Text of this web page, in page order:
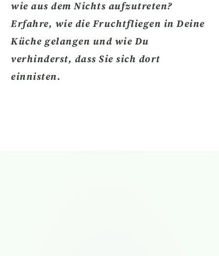
wie aus dem Nichts aufzutreten?
Erfahre, wie die Fruchtfliegen in Deine
Küche gelangen und wie Du
verhinderst, dass Sie sich dort
einnisten.